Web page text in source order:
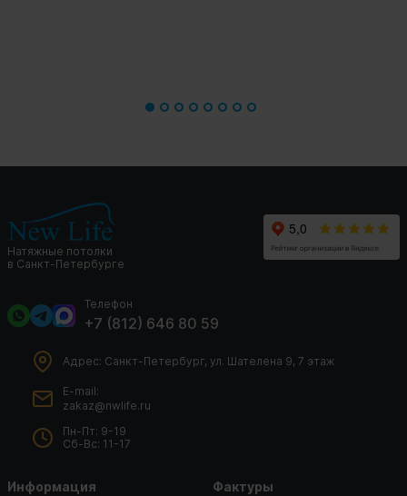
Натяжные потолки
в Санкт-Петербурге
Телефон
+7 (812) 646 80 59
Адрес: Санкт-Петербург, ул. Шателена 9, 7 этаж
E-mail:
zakaz@nwlife.ru
Пн-Пт: 9-19
Сб-Вс: 11-17
Информация Фактуры